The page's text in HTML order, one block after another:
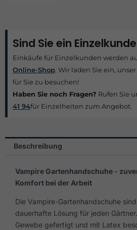
Sind Sie ein
Einkäufe für Einzelkunden werden
Online-Shop . Wir laden Sie ein,
für Sie zu besuchen!
Haben Sie noch Fragen? Rufen Sie
41 94für Einzelheiten zum Angebot.
Beschreibung
Vampire Gartenhandschuhe -
Komfort bei der Arbeit
Die Vampire-Gartenhandschuhe
dauerhafte Lösung für jeden
Gewebe gefertigt und mit Latex